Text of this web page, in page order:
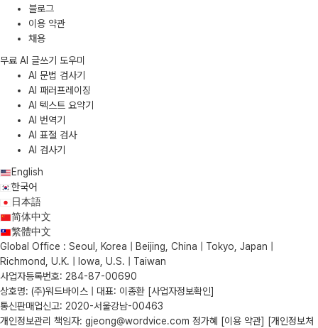
블로그
이용 약관
채용
무료 AI 글쓰기 도우미
AI 문법 검사기
AI 패러프레이징
AI 텍스트 요약기
AI 번역기
AI 표절 검사
AI 검사기
English
한국어
日本語
简体中文
繁體中文
Global Office : Seoul, Korea | Beijing, China | Tokyo, Japan |
Richmond, U.K. | Iowa, U.S. | Taiwan
사업자등록번호: 284-87-00690
상호명: (주)워드바이스 | 대표: 이종환 [사업자정보확인]
통신판매업신고: 2020-서울강남-00463
개인정보관리 책임자: gjeong@wordvice.com 정가혜
[이용 약관] [개인정보처